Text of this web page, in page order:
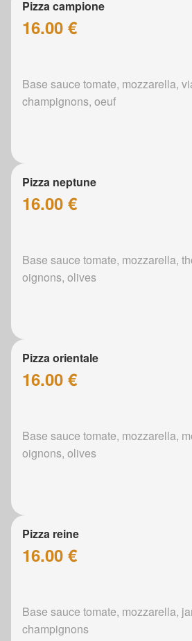
Pizza campione
16.00 €
Base sauce tomate, mozzarella,
champignons, oeuf
Pizza neptune
16.00 €
Base sauce tomate, mozzarella,
oignons, olives
Pizza orientale
16.00 €
Base sauce tomate, mozzarella,
oignons, olives
Pizza reine
16.00 €
Base sauce tomate, mozzarella,
champignons